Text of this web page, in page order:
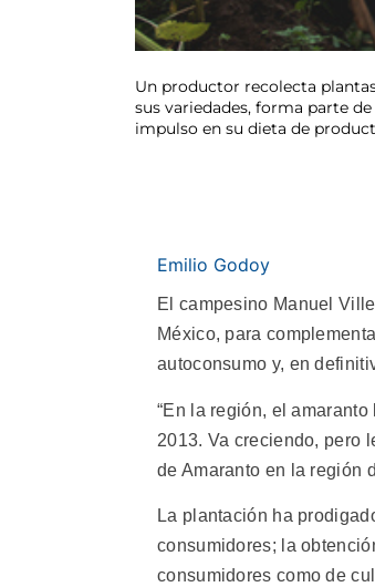
Un productor recolecta
sus variedades, forma parte
impulso en su dieta de
Emilio Godoy
El campesino Manuel
México, para
autoconsumo y, en
“En la región, el
2013. Va creciendo, pero
de Amaranto en la región
La plantación ha
consumidores; la
consumidores como de